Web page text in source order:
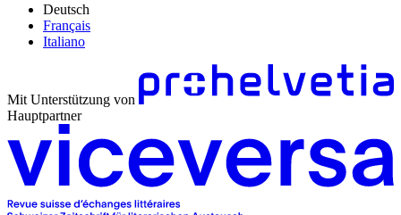
Deutsch
Français
Italiano
Mit Unterstützung von
Hauptpartner